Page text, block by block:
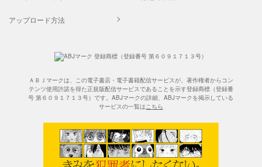
アップロード方法
ＡＢＪマークは、この電子書店・電子書籍配信サービスが、著作権者からコン
テンツ使用許諾を得た正規版配信サービスであることを示す登録商標（登録番
号 第６０９１７１３号）です。ABJマークの詳細、ABJマークを掲示している
サービスの一覧はこちら